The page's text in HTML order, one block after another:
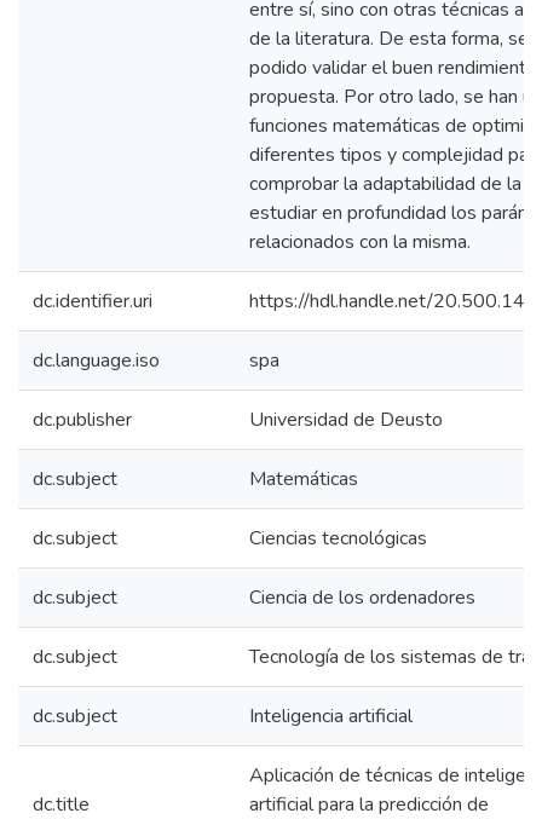
entre sí, sino con otras técnicas
de la literatura. De esta forma, se
podido validar el buen
propuesta. Por otro lado, se han
funciones matemáticas de
diferentes tipos y complejidad
comprobar la adaptabilidad de la
estudiar en profundidad los
relacionados con la misma.
dc.identifier.uri https://hdl.handle.net/
dc.language.iso spa
dc.publisher Universidad de Deusto
dc.subject Matemáticas
dc.subject Ciencias tecnológicas
dc.subject Ciencia de los ordenadores
dc.subject Tecnología de los sistemas de
dc.subject Inteligencia artificial
dc.title
Aplicación de técnicas de
artificial para la predicción de